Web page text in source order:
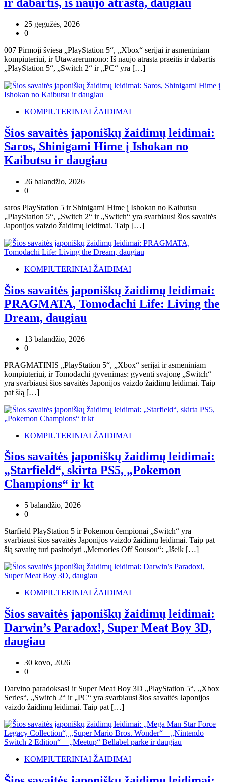
25 gegužės, 2026
0
007 Pirmoji šviesa „PlayStation 5“, „Xbox“ serijai ir asmeniniam
kompiuteriui, ir Utawarerumono: Iš naujo atrasta praeitis ir dabartis
„PlayStation 5“, „Switch 2“ ir „PC“ yra […]
KOMPIUTERINIAI ŽAIDIMAI
Šios savaitės japoniškų žaidimų leidimai:
Saros, Shinigami Hime į Ishokan no
Kaibutsu ir daugiau
26 balandžio, 2026
0
saros PlayStation 5 ir Shinigami Hime į Ishokan no Kaibutsu
„PlayStation 5“, „Switch 2“ ir „Switch“ yra svarbiausi šios savaitės
Japonijos vaizdo žaidimų leidimai. Taip […]
KOMPIUTERINIAI ŽAIDIMAI
Šios savaitės japoniškų žaidimų leidimai:
PRAGMATA, Tomodachi Life: Living the
Dream, daugiau
13 balandžio, 2026
0
PRAGMATINIS „PlayStation 5“, „Xbox“ serijai ir asmeniniam
kompiuteriui, ir Tomodachi gyvenimas: gyventi svajonę „Switch“
yra svarbiausi šios savaitės Japonijos vaizdo žaidimų leidimai. Taip
pat šią […]
KOMPIUTERINIAI ŽAIDIMAI
Šios savaitės japoniškų žaidimų leidimai:
„Starfield“, skirta PS5, „Pokemon
Champions“ ir kt
5 balandžio, 2026
0
Starfield PlayStation 5 ir Pokemon čempionai „Switch“ yra
svarbiausi šios savaitės Japonijos vaizdo žaidimų leidimai. Taip pat
šią savaitę turi pasirodyti „Memories Off Sousou“: „Išeik […]
KOMPIUTERINIAI ŽAIDIMAI
Šios savaitės japoniškų žaidimų leidimai:
Darwin’s Paradox!, Super Meat Boy 3D,
daugiau
30 kovo, 2026
0
Darvino paradoksas! ir Super Meat Boy 3D „PlayStation 5“, „Xbox
Series“, „Switch 2“ ir „PC“ yra svarbiausi šios savaitės Japonijos
vaizdo žaidimų leidimai. Taip pat […]
KOMPIUTERINIAI ŽAIDIMAI